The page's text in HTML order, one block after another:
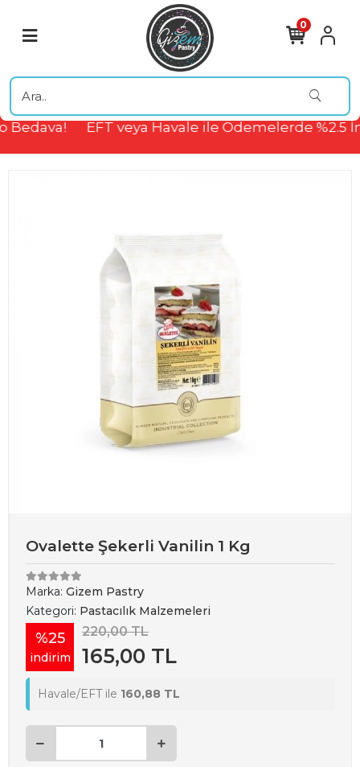
EFT veya Havale ile Ödemelerde %2.5
0
Ovalette Şekerli Vanilin 1 Kg
Marka: Gizem Pastry
Kategori: Pastacılık Malzemeleri
%25
indirim
220,00 TL
165,00 TL
Havale/EFT ile 160,88 TL